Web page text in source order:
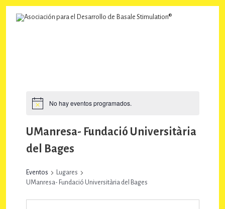
No hay eventos programados.
UManresa- Fundació Universitària
del Bages
Eventos
Lugares
UManresa- Fundació Universitària del Bages